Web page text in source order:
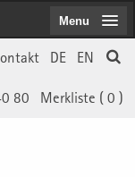
EN
DE
Merkliste ( 0 )
80
Menu